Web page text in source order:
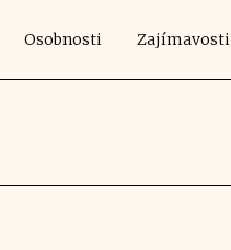
Osobnosti Zajímavosti